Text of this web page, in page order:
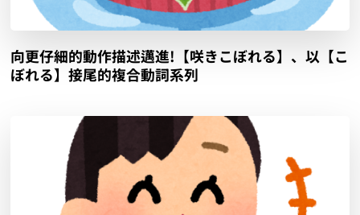
向更仔細的動作描述邁進!【咲きこぼれる】、以【こ
ぼれる】接尾的複合動詞系列